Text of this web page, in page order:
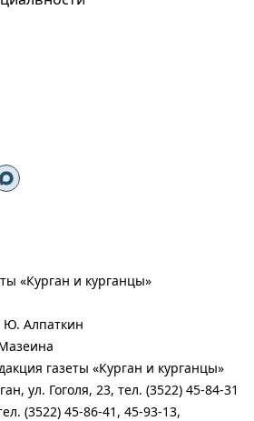
«Курган и курганцы»
Ю. Алпаткин
газеты «Курган и курганцы»
ул. Гоголя, 23, тел. (3522) 45-84-31
(3522) 45-86-41, 45-93-13,